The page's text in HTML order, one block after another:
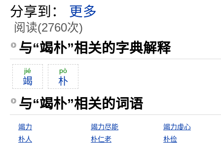
分享到： 更多
阅读(2760次)
与“竭朴”相关的字典解释
jié
竭
pò
朴
与“竭朴”相关的词语
竭力 竭力尽能
竭力虔心
朴人
朴仁老 朴俭